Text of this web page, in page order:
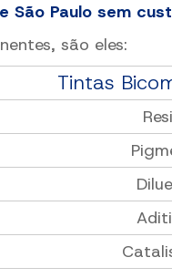
São Paulo sem
são eles:
Tintas